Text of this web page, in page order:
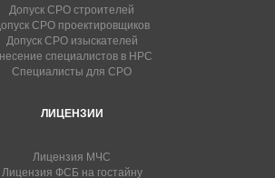
Допуск СРО строителей
СРО проектировщиков
Допуск СРО изыскателей
специалистов в НРС
Специалисты для СРО
ЛИЦЕНЗИИ
Лицензия МЧС
Лицензия ФСБ на гостайну